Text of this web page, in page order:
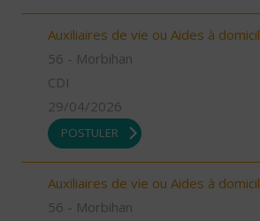
Auxiliaires de vie ou Aides à
56 - Morbihan
CDI
29/04/2026
POSTULER
Auxiliaires de vie ou Aides à
56 - Morbihan